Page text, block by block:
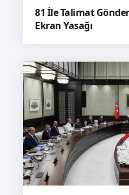
81 İle Talimat
Ekran Yasağı